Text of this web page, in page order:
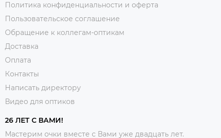
Политика конфиденциальности и оферта
Пользовательское соглашение
Обращение к коллегам-оптикам
Доставка
Оплата
Контакты
Написать директору
Видео для оптиков
26 ЛЕТ С ВАМИ!
Мастерим очки вместе с Вами уже двадцать лет.